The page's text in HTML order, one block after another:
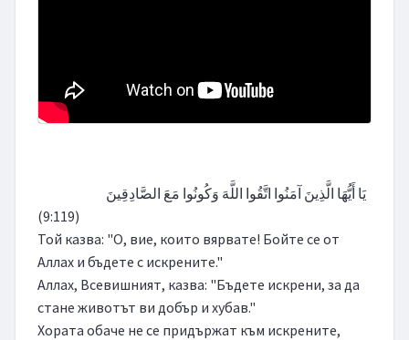
(9:119)
Той казва: "О, вие, които вярвате! Бойте се от
Аллах и бъдете с искрените."
Аллах, Всевишният, казва: "Бъдете искрени, за да
стане животът ви добър и хубав."
Хората обаче не се придържат към искрените,